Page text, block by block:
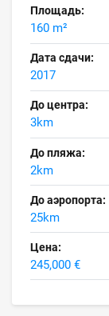
Площадь:
160 m²
Дата сдачи:
2017
До центра:
3km
До пляжа:
2km
До аэропорта:
25km
Цена:
245,000 €